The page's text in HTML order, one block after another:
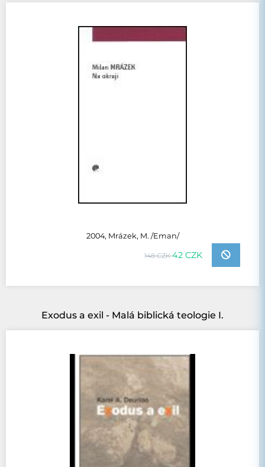
2004, Mrázek, M. /Eman/
148 CZK42 CZK
Exodus a exil - Malá biblická teologie I.